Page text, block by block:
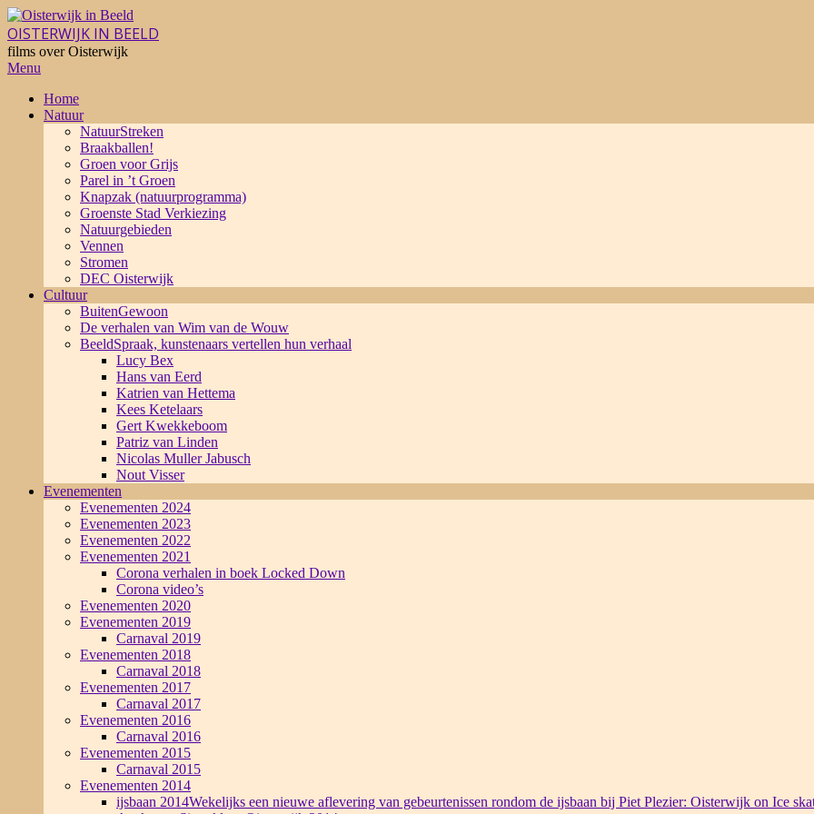
Skip
to
content
OISTERWIJK IN BEELD
films over Oisterwijk
Primary
Menu
Menu
Home
Natuur
NatuurStreken
Braakballen!
Groen voor Grijs
Parel in ’t Groen
Knapzak (natuurprogramma)
Groenste Stad Verkiezing
Natuurgebieden
Vennen
Stromen
DEC Oisterwijk
Cultuur
BuitenGewoon
De verhalen van Wim van de Wouw
BeeldSpraak, kunstenaars vertellen hun verhaal
Lucy Bex
Hans van Eerd
Katrien van Hettema
Kees Ketelaars
Gert Kwekkeboom
Patriz van Linden
Nicolas Muller Jabusch
Nout Visser
Evenementen
Evenementen 2024
Evenementen 2023
Evenementen 2022
Evenementen 2021
Corona verhalen in boek Locked Down
Corona video’s
Evenementen 2020
Evenementen 2019
Carnaval 2019
Evenementen 2018
Carnaval 2018
Evenementen 2017
Carnaval 2017
Evenementen 2016
Carnaval 2016
Evenementen 2015
Carnaval 2015
Evenementen 2014
ijsbaan 2014Wekelijks een nieuwe aflevering van gebeurtenissen rondom de ijsbaan bij Piet Plezier: Oisterwijk on Ice